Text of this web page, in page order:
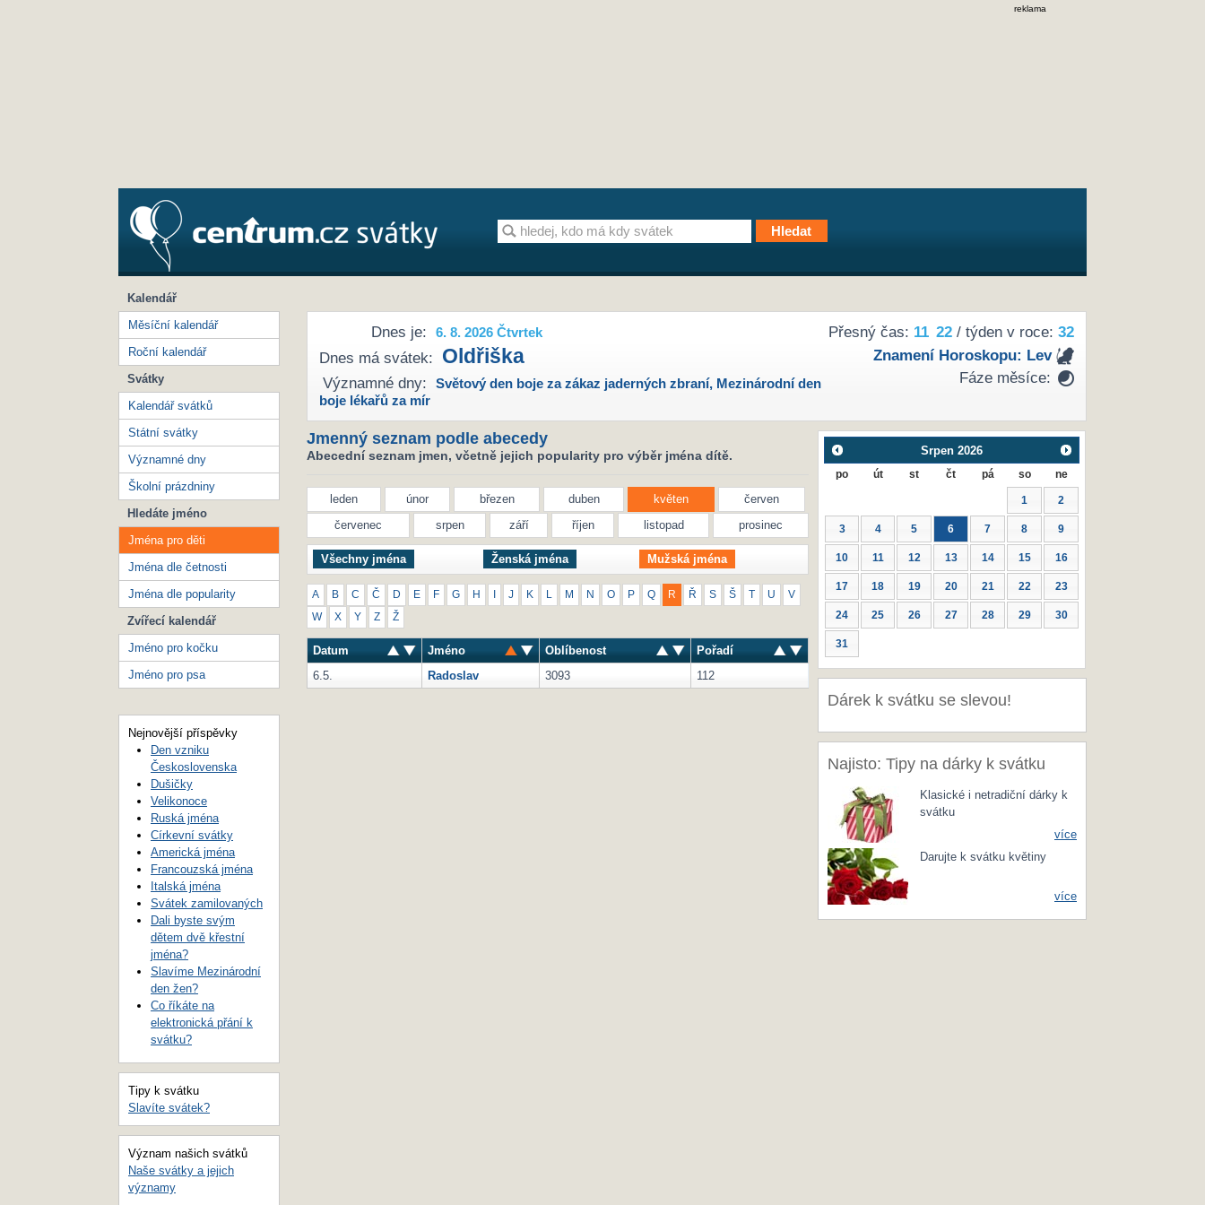
reklama
Přesný čas: 11 22/ týden v roce: 32
Znamení Horoskopu: Lev
Fáze měsíce:
Dnes je: 6. 8. 2026 Čtvrtek
Dnes má svátek: Oldřiška
Významné dny: Světový den boje za zákaz jaderných zbraní, Mezinárodní den
boje lékařů za mír
Jmenný seznam podle abecedy
Abecední seznam jmen, včetně jejich popularity pro výběr jména dítě.
leden únor březen duben květen
červen
červenec
srpen září říjen listopad prosinec
Všechny jména Ženská jména Mužská jména
A B C Č D E F G H J K M N O P Q R Ř S Š T U V
W X Y Z Ž
Datum Jméno Oblíbenost
Pořadí
6.5.
Radoslav 3093 112
Srpen 2026
po út st čt pá so ne
1 2
3 4 5 6 7 8 9
10 11 12 13 14 15 16
17 18 19 20 21 22 23
24 25 26 27 28 29 30
31
Dárek k svátku se slevou!
Najisto: Tipy na dárky k svátku
Klasické i netradiční dárky k
svátku
více
Darujte k svátku květiny
více
Kalendář
Měsíční kalendář
Roční kalendář
Svátky
Kalendář svátků
Státní svátky
Významné dny
Školní prázdniny
Hledáte jméno
Jména pro děti
Jména dle četnosti
Jména dle popularity
Zvířecí kalendář
Jméno pro kočku
Jméno pro psa
Nejnovější příspěvky
Den vzniku
Československa
Dušičky
Velikonoce
Ruská jména
Církevní svátky
Americká jména
Francouzská jména
Italská jména
Svátek zamilovaných
Dali byste svým
dětem dvě křestní
jména?
Slavíme Mezinárodní
den žen?
Co říkáte na
elektronická přání k
svátku?
Tipy k svátku
Slavíte svátek?
Význam našich svátků
Naše svátky a jejich
významy